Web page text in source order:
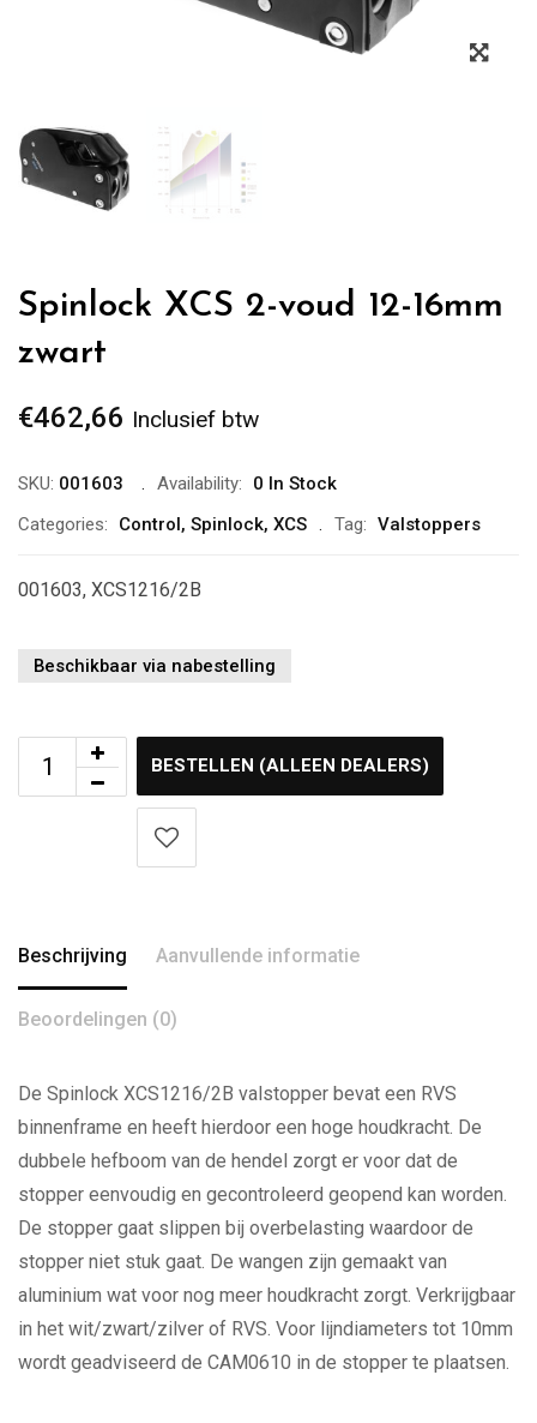
Spinlock XCS 2-voud 12-16mm
zwart
€462,66 Inclusief btw
SKU: 001603 Availability:
0 In Stock
Categories:
Control, Spinlock, XCS Tag: Valstoppers
001603, XCS1216/2B
Beschikbaar via nabestelling
BESTELLEN (ALLEEN DEALERS)
Beschrijving Aanvullende informatie
Beoordelingen (0)
De Spinlock XCS1216/2B valstopper bevat een RVS
binnenframe en heeft hierdoor een hoge houdkracht. De
dubbele hefboom van de hendel zorgt er voor dat de
stopper eenvoudig en gecontroleerd geopend kan worden.
De stopper gaat slippen bij overbelasting waardoor de
stopper niet stuk gaat. De wangen zijn gemaakt van
aluminium wat voor nog meer houdkracht zorgt. Verkrijgbaar
in het wit/zwart/zilver of RVS. Voor lijndiameters tot 10mm
wordt geadviseerd de CAM0610 in de stopper te plaatsen.